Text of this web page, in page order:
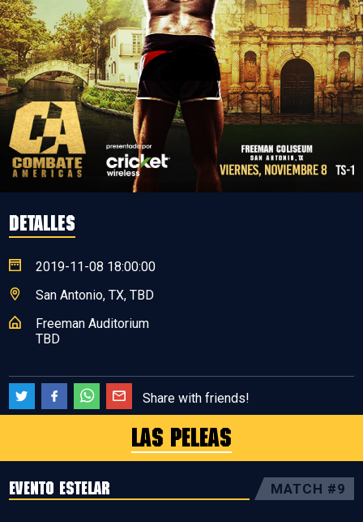
DETALLES
2019-11-08 18:00:00
San Antonio, TX, TBD
Freeman Auditorium
TBD
Share with friends!
LAS PELEAS
EVENTO ESTELAR MATCH #9